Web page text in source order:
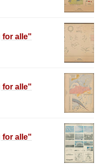
for alle"
for alle"
for alle"